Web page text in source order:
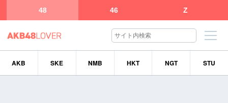
48 46 Z
AKB SKE NMB HKT NGT STU